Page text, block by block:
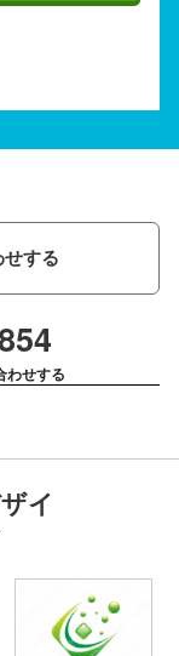
する
わせする
イ